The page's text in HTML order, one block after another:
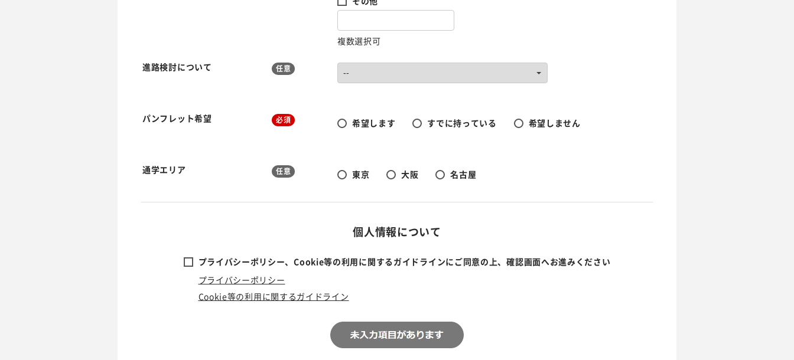
複数選択可
進路検討について 任意
パンフレット希望 必須 希望します すでに持っている 希望しません
通学エリア 任意 東京 大阪 名古屋
個人情報について
プライバシーポリシー、Cookie等の利用に関するガイドラインにご同意の上、確認画面へお進みください
プライバシーポリシー
Cookie等の利用に関するガイドライン